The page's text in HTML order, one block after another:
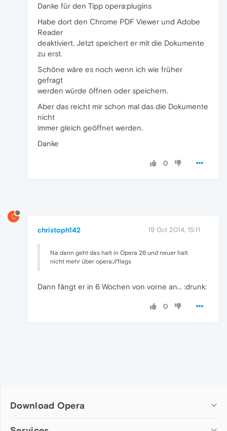
Danke für den Tipp opera:plugins
Habe dort den Chrome PDF Viewer und Adobe
Reader
deaktiviert. Jetzt speichert er mit die Dokumente
zu erst.
Schöne wäre es noch wenn ich wie früher
gefragt
werden würde öffnen oder speichern.
Aber das reicht mir schon mal das die Dokumente
nicht
immer gleich geöffnet werden.
Danke
0
C
christoph142 19 Oct 2014, 15:11
Na dann geht das halt in Opera 26 und neuer halt
nicht mehr über opera://flags
Dann fängt er in 6 Wochen von vorne an... :drunk:
0
Download Opera
Computer browsers